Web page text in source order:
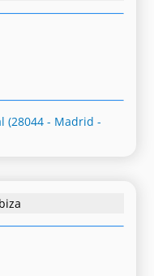
(28044 - Madrid -